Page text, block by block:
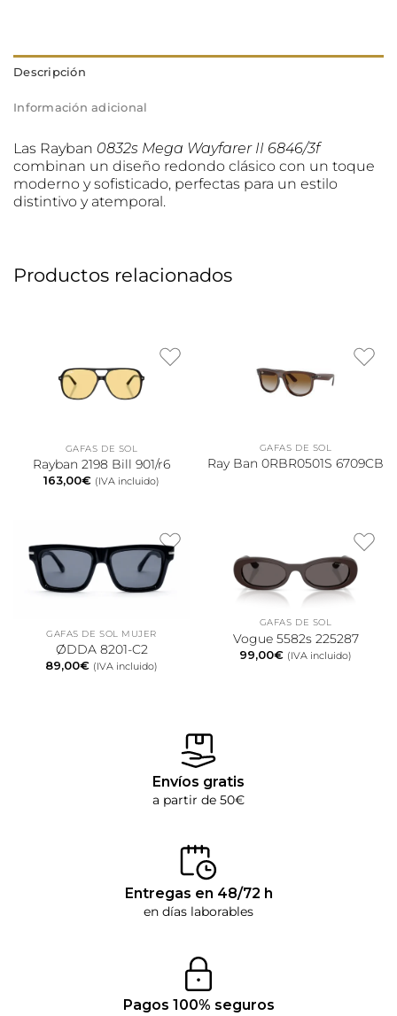
Descripción
Información adicional
Las Rayban 0832s Mega Wayfarer II 6846/3f
combinan un diseño redondo clásico con un toque
moderno y sofisticado, perfectas para un estilo
distintivo y atemporal.
Productos relacionados
GAFAS DE SOL
Rayban 2198 Bill 901/r6
163,00€ (IVA incluido)
GAFAS DE SOL
Ray Ban 0RBR0501S 6709CB
GAFAS DE SOL MUJER
ØDDA 8201-C2
89,00€ (IVA incluido)
GAFAS DE SOL
Vogue 5582s 225287
99,00€ (IVA incluido)
Envíos gratis
a partir de 50€
Entregas en 48/72 h
en días laborables
Pagos 100% seguros